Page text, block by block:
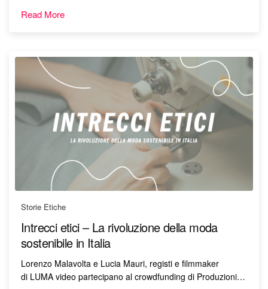
Read More
Storie Etiche
Intrecci etici – La rivoluzione della moda
sostenibile in Italia
Lorenzo Malavolta e Lucia Mauri, registi e filmmaker
di LUMA video partecipano al crowdfunding di Produzioni…